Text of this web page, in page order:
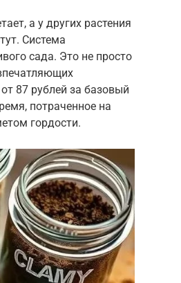
а у других растения
Система
сада. Это не просто
87 рублей за базовый
потраченное на
гордости.